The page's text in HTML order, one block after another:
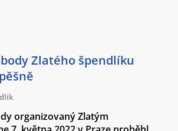
Zlatého špendlíku
organizovaný Zlatým